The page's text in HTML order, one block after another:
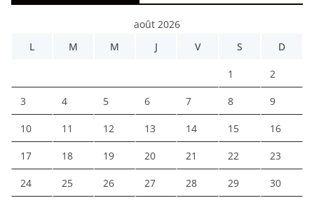
août 2026
L
M M J V S D
1 2
3 4 5 6 7 8 9
10 11 12 13 14 15 16
17 18 19 20 21 22 23
24 25 26 27 28 29 30